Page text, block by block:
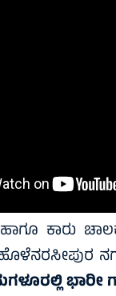
ಕಾರು
ಭಾರೀ